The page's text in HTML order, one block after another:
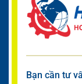
Bạn cần tư